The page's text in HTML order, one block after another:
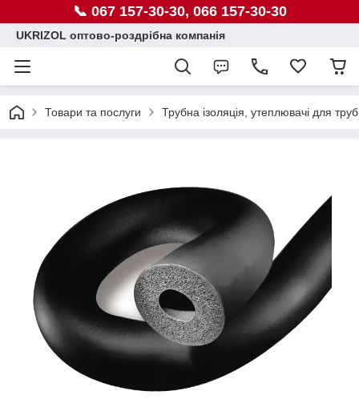
📞 067 157-30-30, 066 157-30-30
UKRIZOL оптово-роздрібна компанія
Товари та послуги Трубна ізоляція, утеплювачі для труб